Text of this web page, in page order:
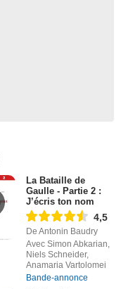
La Bataille de
Gaulle - Partie 2 :
J’écris ton nom
4,5
De Antonin Baudry
Avec Simon Abkarian,
Niels Schneider,
Anamaria Vartolomei
Bande-annonce